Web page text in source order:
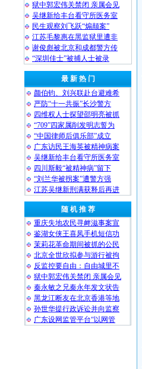
狱中郭宏伟关禁闭 亲属会见
吴继新给丰台看守所医务室
民生观察刘飞跃“煽颠案”
江苏毛黎惠在黑监狱里遭非
谢俊彪被北京和成都警方传
“深圳佳士”被捕人士被录
最 新 热 门
颜伯钧、刘兴联赴台避难希
严防“十一共振”长沙警方
四维权人士探望邵明亮被抓
“709”四家属削发明志誓为
“中国律师后俱乐部”成立
广东访民王海英被精神病案
吴继新给丰台看守所医务室
四川斯毅“被精神病”留下
“刘兰华被拐案”遭警方强
江苏吴继新刑满获释后再进
随 机 推 荐
重庆失地农民寻衅滋事案宣
鉴湖女侠王喜凤手机短信功
茉莉花革命期间被抓的公民
北京全世欣拟参与游行被拘
反监控要自由：自由城里不
狱中郭宏伟关禁闭 亲属会见
秦永敏之兄秦永年发文状告
黑龙江断友在北京香港等地
孙世华提行政诉讼并向监察
广东设网监管平台“以网管